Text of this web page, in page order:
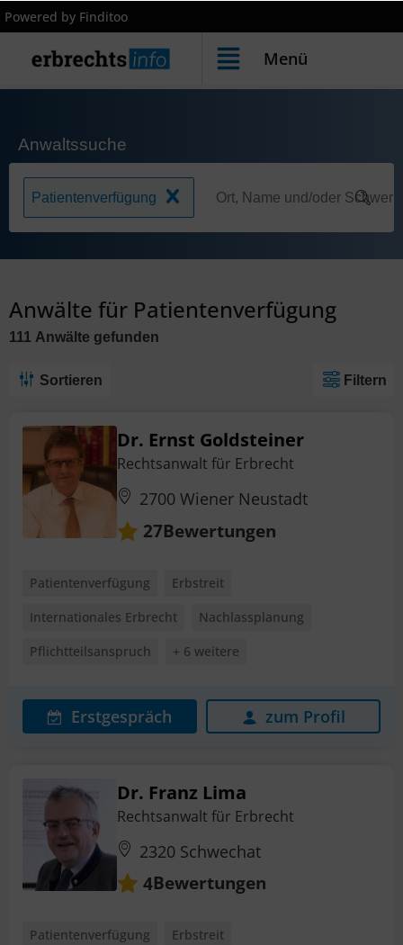
Powered by Finditoo
Menü
Anwaltssuche
Patientenverfügung
Anwälte für Patientenverfügung
111 Anwälte gefunden
Sortieren Filtern
Dr. Ernst Goldsteiner
Rechtsanwalt für Erbrecht
2700 Wiener Neustadt
27Bewertungen
Patientenverfügung
Erbstreit
Internationales Erbrecht
Nachlassplanung
Pflichtteilsanspruch
+ 6 weitere
Erstgespräch zum Profil
Dr. Franz Lima
Rechtsanwalt für Erbrecht
2320 Schwechat
4Bewertungen
Patientenverfügung
Erbstreit